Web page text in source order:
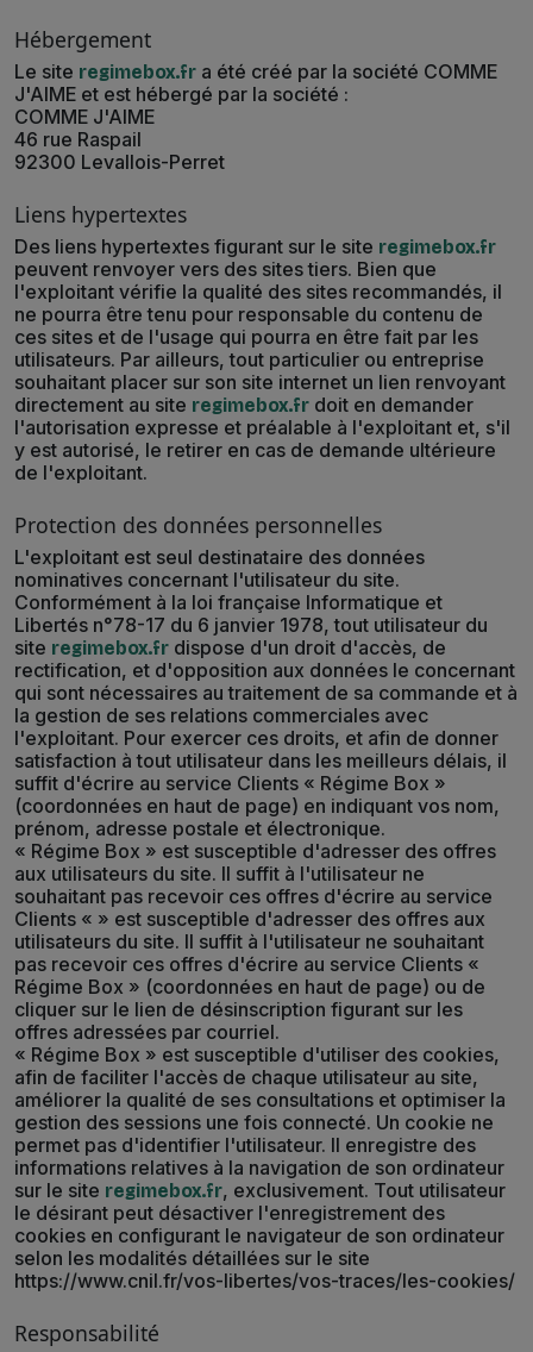
Hébergement
Le site regimebox.fr a été créé par la société COMME
J'AIME et est hébergé par la société :
COMME J'AIME
46 rue Raspail
92300 Levallois-Perret
Liens hypertextes
Des liens hypertextes figurant sur le site regimebox.fr
peuvent renvoyer vers des sites tiers. Bien que
l'exploitant vérifie la qualité des sites recommandés, il
ne pourra être tenu pour responsable du contenu de
ces sites et de l'usage qui pourra en être fait par les
utilisateurs. Par ailleurs, tout particulier ou entreprise
souhaitant placer sur son site internet un lien renvoyant
directement au site regimebox.fr doit en demander
l'autorisation expresse et préalable à l'exploitant et, s'il
y est autorisé, le retirer en cas de demande ultérieure
de l'exploitant.
Protection des données personnelles
L'exploitant est seul destinataire des données
nominatives concernant l'utilisateur du site.
Conformément à la loi française Informatique et
Libertés n°78-17 du 6 janvier 1978, tout utilisateur du
site regimebox.fr dispose d'un droit d'accès, de
rectification, et d'opposition aux données le concernant
qui sont nécessaires au traitement de sa commande et à
la gestion de ses relations commerciales avec
l'exploitant. Pour exercer ces droits, et afin de donner
satisfaction à tout utilisateur dans les meilleurs délais, il
suffit d'écrire au service Clients « Régime Box »
(coordonnées en haut de page) en indiquant vos nom,
prénom, adresse postale et électronique.
« Régime Box » est susceptible d'adresser des offres
aux utilisateurs du site. Il suffit à l'utilisateur ne
souhaitant pas recevoir ces offres d'écrire au service
Clients « » est susceptible d'adresser des offres aux
utilisateurs du site. Il suffit à l'utilisateur ne souhaitant
pas recevoir ces offres d'écrire au service Clients «
Régime Box » (coordonnées en haut de page) ou de
cliquer sur le lien de désinscription figurant sur les
offres adressées par courriel.
« Régime Box » est susceptible d'utiliser des cookies,
afin de faciliter l'accès de chaque utilisateur au site,
améliorer la qualité de ses consultations et optimiser la
gestion des sessions une fois connecté. Un cookie ne
permet pas d'identifier l'utilisateur. Il enregistre des
informations relatives à la navigation de son ordinateur
sur le site regimebox.fr, exclusivement. Tout utilisateur
le désirant peut désactiver l'enregistrement des
cookies en configurant le navigateur de son ordinateur
selon les modalités détaillées sur le site
https://www.cnil.fr/vos-libertes/vos-traces/les-cookies/
Responsabilité